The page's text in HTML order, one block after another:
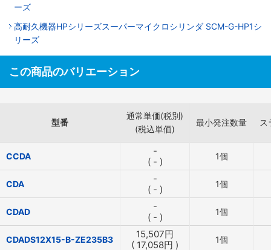
ーズ
高耐久機器HPシリーズスーパーマイクロシリンダ SCM-G-HP1シ
リーズ
この商品のバリエーション
型番
通常単価(税別)
(税込単価)
最小発注数量 ス
CCDA
-
( - ) 1個
CDA
-
( - ) 1個
CDAD
-
( - ) 1個
CDADS12X15-B-ZE235B3 15,507円
( 17,058円 ) 1個